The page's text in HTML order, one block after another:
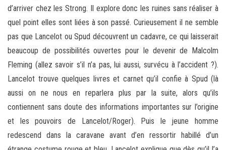
d’arriver chez les Strong. Il explore donc les ruines sans réaliser à
quel point elles sont liées à son passé. Curieusement il ne semble
pas que Lancelot ou Spud découvrent un cadavre, ce qui laisserait
beaucoup de possibilités ouvertes pour le devenir de Malcolm
Fleming (allez savoir s’il n’a pas, lui aussi, survécu à l’accident ?).
Lancelot trouve quelques livres et carnet qu’il confie à Spud (là
aussi on ne nous en reparlera plus par la suite, alors qu’ils
contiennent sans doute des informations importantes sur l’origine
et les pouvoirs de Lancelot/Roger). Puis le jeune homme
redescend dans la caravane avant d’en ressortir habillé d’un